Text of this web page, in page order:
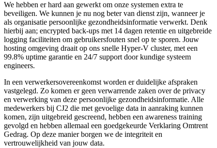
We hebben er hard aan gewerkt om onze systemen extra te
beveiligen. We kunnen je nu nog beter van dienst zijn, wanneer je
als organisatie persoonlijke gezondheidsinformatie verwerkt. Denk
hierbij aan; encrypted back-ups met 14 dagen retentie en uitgebreide
logging faciliteiten om gebruikersfouten snel op te sporen. Jouw
hosting omgeving draait op ons snelle Hyper-V cluster, met een
99.8% uptime garantie en 24/7 support door kundige systeem
engineers.
In een verwerkersovereenkomst worden er duidelijke afspraken
vastgelegd. Zo komen er geen verwarrende zaken over de privacy
en verwerking van deze persoonlijke gezondheidsinformatie. Alle
medewerkers bij CJ2 die met gevoelige data in aanraking kunnen
komen, zijn uitgebreid gescreend, hebben een awareness training
gevolgd en hebben allemaal een goedgekeurde Verklaring Omtrent
Gedrag. Op deze manier borgen we de integriteit en
vertrouwelijkheid van jouw data.